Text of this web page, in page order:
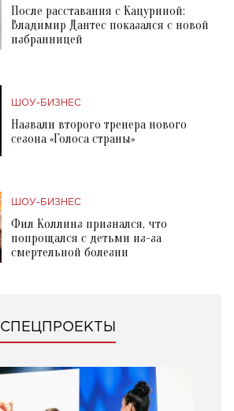
После расставания с Кацуриной:
Владимир Дантес показался с новой
избранницей
ШОУ-БИЗНЕС
Назвали второго тренера нового
сезона «Голоса страны»
ШОУ-БИЗНЕС
Фил Коллинз признался, что
попрощался с детьми из-за
смертельной болезни
СПЕЦПРОЕКТЫ